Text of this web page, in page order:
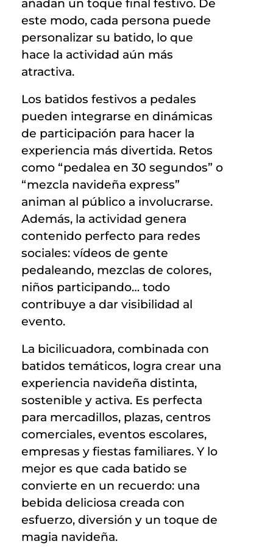
añadan un toque final festivo. De
este modo, cada persona puede
personalizar su batido, lo que
hace la actividad aún más
atractiva.
Los batidos festivos a pedales
pueden integrarse en dinámicas
de participación para hacer la
experiencia más divertida. Retos
como “pedalea en 30 segundos” o
“mezcla navideña express”
animan al público a involucrarse.
Además, la actividad genera
contenido perfecto para redes
sociales: vídeos de gente
pedaleando, mezclas de colores,
niños participando… todo
contribuye a dar visibilidad al
evento.
La bicilicuadora, combinada con
batidos temáticos, logra crear una
experiencia navideña distinta,
sostenible y activa. Es perfecta
para mercadillos, plazas, centros
comerciales, eventos escolares,
empresas y fiestas familiares. Y lo
mejor es que cada batido se
convierte en un recuerdo: una
bebida deliciosa creada con
esfuerzo, diversión y un toque de
magia navideña.